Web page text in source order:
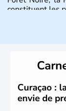
constituent les
lesquelles
peut se targuer
les domaines,
philosophie.
Herman Hesse
Curaçao :
envie de